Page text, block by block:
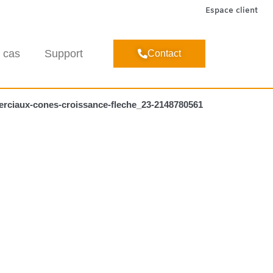
Espace client
cas Support Contact
cones-croissance-fleche_23-2148780561